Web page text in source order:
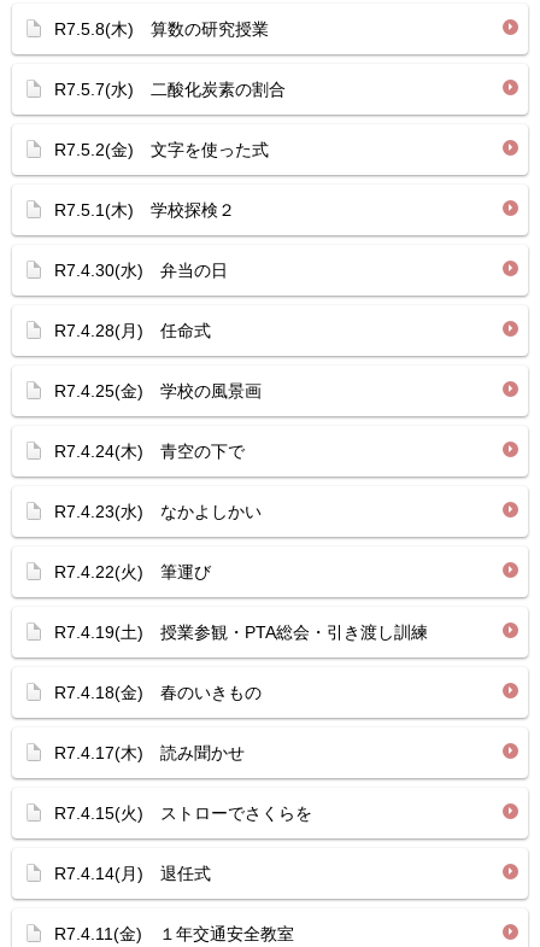
R7.5.8(木) 算数の研究授業
R7.5.7(水) 二酸化炭素の割合
R7.5.2(金) 文字を使った式
R7.5.1(木) 学校探検２
R7.4.30(水) 弁当の日
R7.4.28(月) 任命式
R7.4.25(金) 学校の風景画
R7.4.24(木) 青空の下で
R7.4.23(水) なかよしかい
R7.4.22(火) 筆運び
R7.4.19(土) 授業参観・PTA総会・引き渡し訓練
R7.4.18(金) 春のいきもの
R7.4.17(木) 読み聞かせ
R7.4.15(火) ストローでさくらを
R7.4.14(月) 退任式
R7.4.11(金) １年交通安全教室